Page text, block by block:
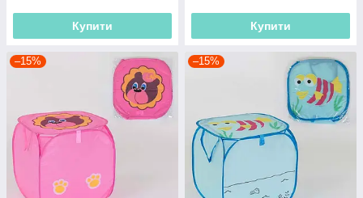
Купити Купити
–15% –15%